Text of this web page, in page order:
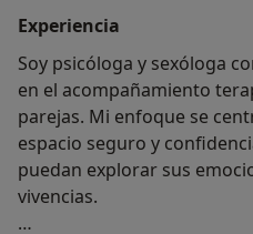
Experiencia
Soy psicóloga y sexóloga
en el acompañamiento
parejas. Mi enfoque se
espacio seguro y
puedan explorar sus
vivencias.